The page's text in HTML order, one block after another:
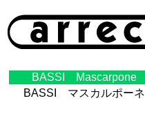
BASSI Mascarpone
BASSI マスカルポーネ